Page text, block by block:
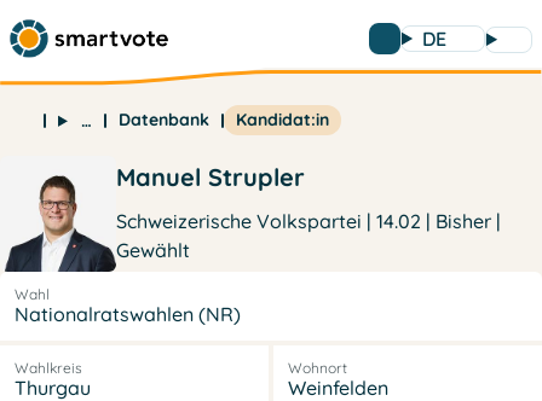
DE
… Datenbank Kandidat:in
Manuel Strupler
Schweizerische Volkspartei | 14.02 | Bisher |
Gewählt
Wahl
Nationalratswahlen (NR)
Wahlkreis
Thurgau
Wohnort
Weinfelden